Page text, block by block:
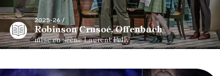
2025-26 /
Robinson Crusoé, Offenbach
mise en scène Laurent Pelly